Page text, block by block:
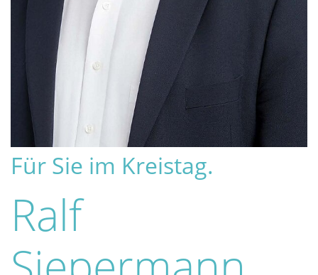
Für Sie im Kreistag.
Ralf